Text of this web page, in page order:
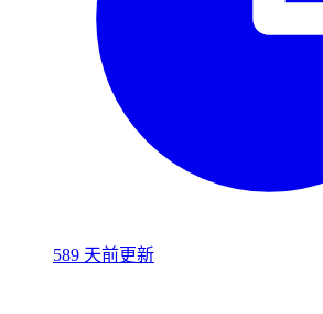
589 天前更新